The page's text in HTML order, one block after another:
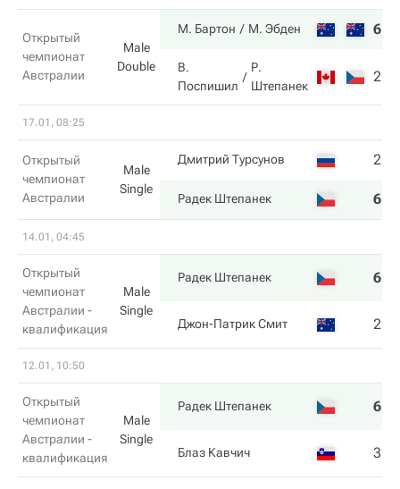
Открытый
чемпионат
Австралии
Male
Double
М. Бартон М. Эбден 6
В.
Поспишил
Р.
Штепанек
2
17.01, 08:25
Открытый
чемпионат
Австралии
Male
Single
Дмитрий Турсунов 2
Радек Штепанек 6
14.01, 04:45
Открытый
чемпионат
Австралии -
квалификация
Male
Single
Радек Штепанек 6
Джон-Патрик Смит 2
12.01, 10:50
Открытый
чемпионат
Австралии -
квалификация
Male
Single
Радек Штепанек 6
Блаз Кавчич 3